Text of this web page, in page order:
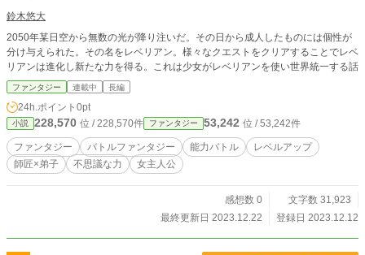
鈴木悠大
2050年某日空から無数の光が降り注いだ。その日から成人したものには個性が
分け与えられた。その名をレベリアン。様々なクエストをクリアすることでレベ
リアンは進化し新たな力を得る。これは少女がレベリアンを使い世界統一する話
ファンタジー 連載中 長編
24h.ポイント 0pt
小説 228,570 位 / 228,570件 ファンタジー 53,242 位 / 53,242件
ファンタジー バトルファンタジー 能力バトル
レベルアップ
師匠×弟子
不思議な力 女主人公
感想数 0
文字数 31,923
最終更新日 2023.12.22
登録日 2023.12.12